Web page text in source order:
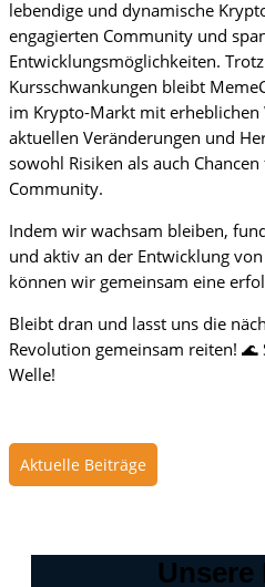
lebendige und dynamische
engagierten Community und
Entwicklungsmöglichkeiten.
Kursschwankungen bleibt
im Krypto-Markt mit erheblichen
aktuellen Veränderungen und
sowohl Risiken als auch
Community.
Indem wir wachsam bleiben,
und aktiv an der Entwicklung
können wir gemeinsam eine
Bleibt dran und lasst uns die
Revolution gemeinsam reiten! 🌊
Welle!
Aktuelle Beiträge
Unsere